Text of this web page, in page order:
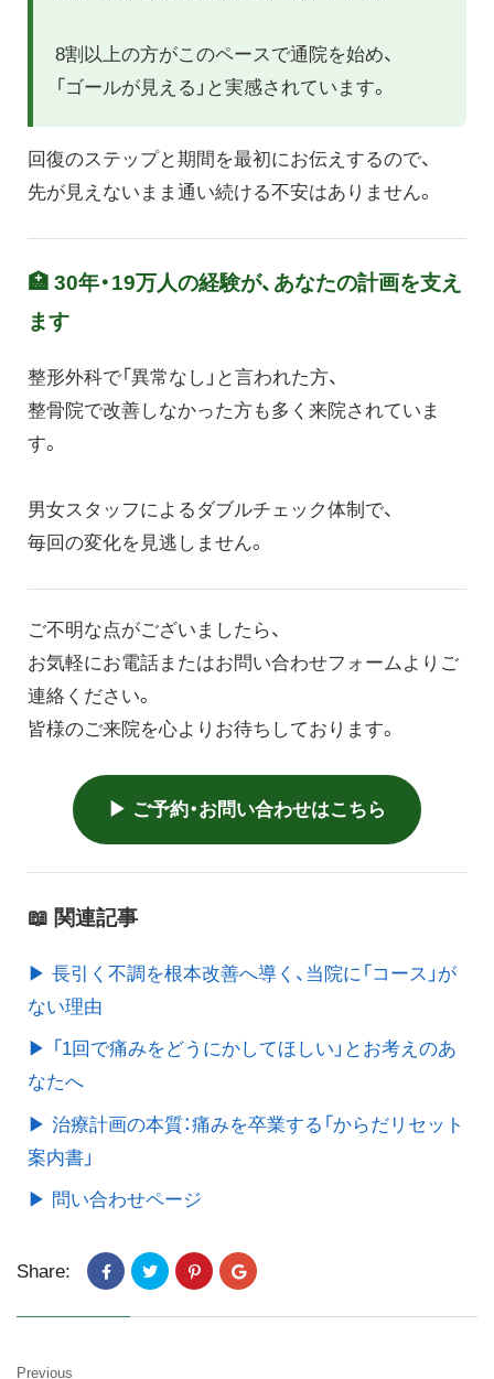
8割以上の方がこのペースで通院を始め、
「ゴールが見える」と実感されています。
回復のステップと期間を最初にお伝えするので、
先が見えないまま通い続ける不安はありません。
🏥 30年・19万人の経験が、あなたの計画を支え
ます
整形外科で「異常なし」と言われた方、
整骨院で改善しなかった方も多く来院されていま
す。
男女スタッフによるダブルチェック体制で、
毎回の変化を見逃しません。
ご不明な点がございましたら、
お気軽にお電話またはお問い合わせフォームよりご
連絡ください。
皆様のご来院を心よりお待ちしております。
▶ ご予約・お問い合わせはこちら
📖 関連記事
▶ 長引く不調を根本改善へ導く、当院に「コース」が
ない理由
▶ 「1回で痛みをどうにかしてほしい」とお考えのあ
なたへ
▶ 治療計画の本質：痛みを卒業する「からだリセット
案内書」
▶ 問い合わせページ
Share:
Previous